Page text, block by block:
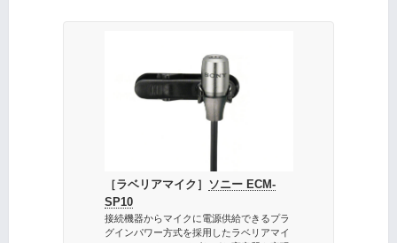
［ラベリアマイク］
ソニー ECM-
SP10
接続機器からマイクに電源供給できるプラ
グインパワー方式を採用したラベリアマイ